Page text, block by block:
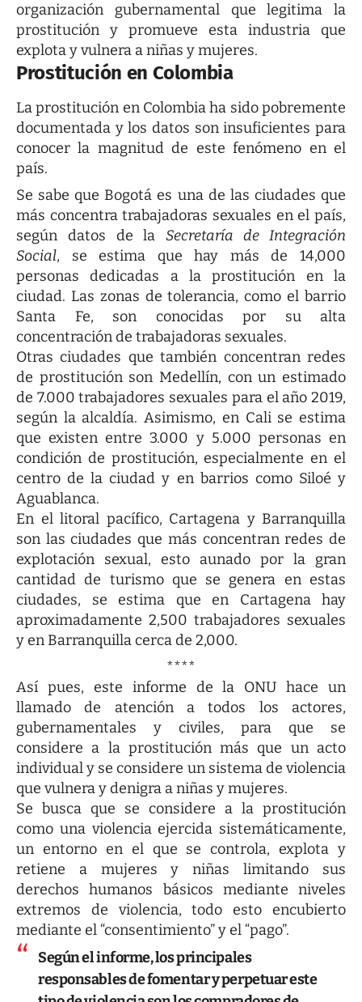
organización gubernamental que legitima la
prostitución y promueve esta industria que
explota y vulnera a niñas y mujeres.
Prostitución en Colombia
La prostitución en Colombia ha sido pobremente
documentada y los datos son insuficientes para
conocer la magnitud de este fenómeno en el
país.
Se sabe que Bogotá es una de las ciudades que
más concentra trabajadoras sexuales en el país,
según datos de laSecretaría de Integración
Social, se estima que hay más de 14,000
personas dedicadas a la prostitución en la
ciudad. Las zonas de tolerancia, como el barrio
Santa Fe, son conocidas por su alta
concentración de trabajadoras sexuales.
Otras ciudades que también concentran redes
de prostitución son Medellín, con un estimado
de 7.000 trabajadores sexuales para el año 2019,
según la alcaldía. Asimismo, en Cali se estima
que existen entre 3.000 y 5.000 personas en
condición de prostitución, especialmente en el
centro de la ciudad y en barrios como Siloé y
Aguablanca.
En el litoral pacífico, Cartagena y Barranquilla
son las ciudades que más concentran redes de
explotación sexual, esto aunado por la gran
cantidad de turismo que se genera en estas
ciudades, se estima que en Cartagena hay
aproximadamente 2,500 trabajadores sexuales
y en Barranquilla cerca de 2,000.
****
Así pues, este informe de la ONU hace un
llamado de atención a todos los actores,
gubernamentales y civiles, para que se
considere a la prostitución más que un acto
individual y se considere un sistema de violencia
que vulnera y denigra a niñas y mujeres.
Se busca que se considere a la prostitución
como una violencia ejercida sistemáticamente,
un entorno en el que se controla, explota y
retiene a mujeres y niñas limitando sus
derechos humanos básicos mediante niveles
extremos de violencia, todo esto encubierto
mediante el “consentimiento” y el “pago”.
Según el informe, los principales
responsables de fomentar y perpetuar este